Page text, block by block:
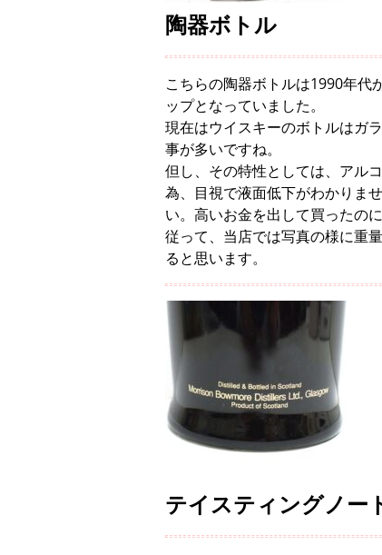
陶器ボトル
こちらの陶器ボトルは1990年代
ップとなっていました。
現在はウイスキーのボトルはガ
事が多いですね。
但し、その特性としては、アル
為、目視で液面低下がわかりま
い。高いお金を出して買ったの
従って、当店では写真の様に重
ると思います。
テイスティングノー